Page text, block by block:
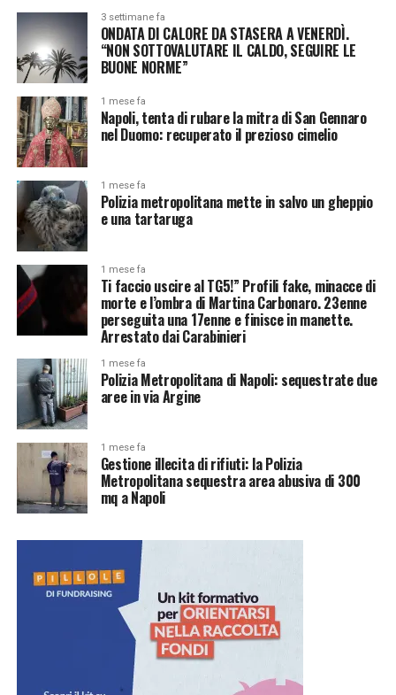
3 settimane fa
ONDATA DI CALORE DA STASERA A VENERDÌ.
“NON SOTTOVALUTARE IL CALDO, SEGUIRE LE
BUONE NORME”
1 mese fa
Napoli, tenta di rubare la mitra di San Gennaro
nel Duomo: recuperato il prezioso cimelio
1 mese fa
Polizia metropolitana mette in salvo un gheppio
e una tartaruga
1 mese fa
Ti faccio uscire al TG5!” Profili fake, minacce di
morte e l’ombra di Martina Carbonaro. 23enne
perseguita una 17enne e finisce in manette.
Arrestato dai Carabinieri
1 mese fa
Polizia Metropolitana di Napoli: sequestrate due
aree in via Argine
1 mese fa
Gestione illecita di rifiuti: la Polizia
Metropolitana sequestra area abusiva di 300
mq a Napoli